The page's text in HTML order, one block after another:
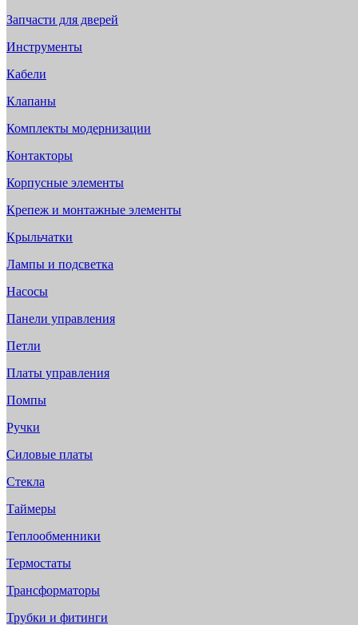
Запчасти для дверей
Инструменты
Кабели
Клапаны
Комплекты модернизации
Контакторы
Корпусные элементы
Крепеж и монтажные элементы
Крыльчатки
Лампы и подсветка
Насосы
Панели управления
Петли
Платы управления
Помпы
Ручки
Силовые платы
Стекла
Таймеры
Теплообменники
Термостаты
Трансформаторы
Трубки и фитинги